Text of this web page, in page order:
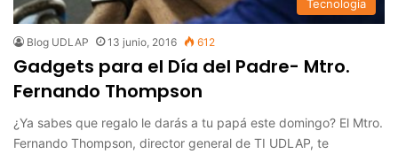
Tecnología
Blog UDLAP 13 junio, 2016 612
Gadgets para el Día del Padre- Mtro.
Fernando Thompson
¿Ya sabes que regalo le darás a tu papá este domingo? El Mtro.
Fernando Thompson, director general de ‪TI‬ ‪‎UDLAP‬, te